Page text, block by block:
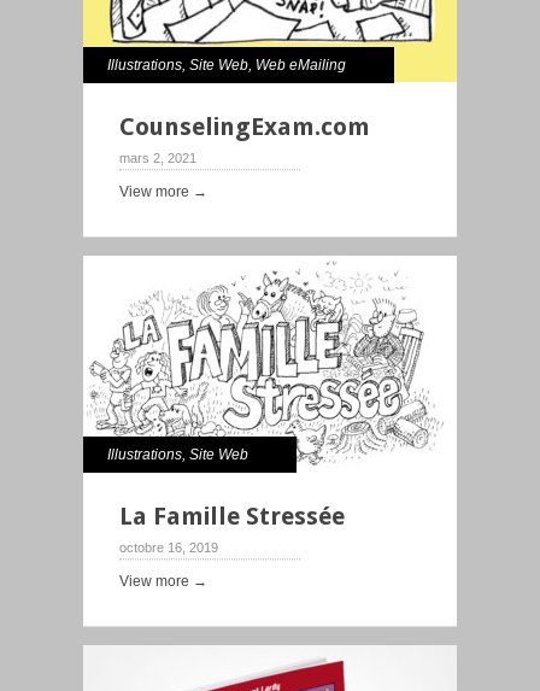
Illustrations, Site Web, Web eMailing
CounselingExam.com
mars 2, 2021
View more →
Illustrations, Site Web
La Famille Stressée
octobre 16, 2019
View more →